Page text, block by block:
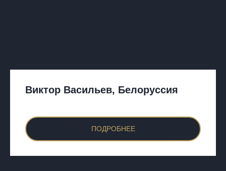
Виктор Васильев, Белоруссия
ПОДРОБНЕЕ